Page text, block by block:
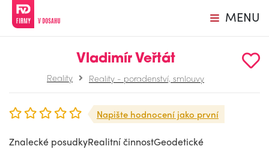
MENU
Vladimír Veřtát
Reality Reality - poradenství, smlouvy
Napište hodnocení jako první
Znalecké posudkyRealitní činnostGeodetické